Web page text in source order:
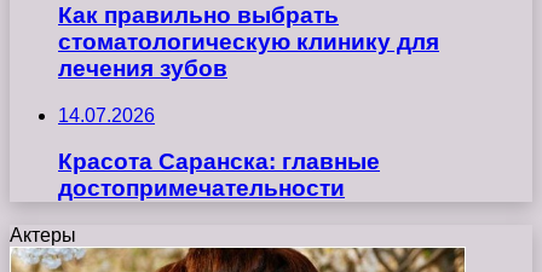
Как правильно выбрать
стоматологическую клинику для
лечения зубов
14.07.2026
Красота Саранска: главные
достопримечательности
Актеры